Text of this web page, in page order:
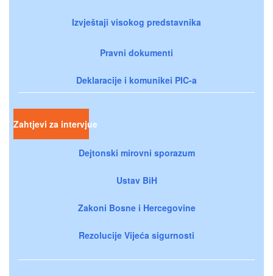
Izvještaji visokog predstavnika
Pravni dokumenti
Deklaracije i komunikei PIC-a
Zahtjevi za intervjue
Dejtonski mirovni sporazum
Ustav BiH
Zakoni Bosne i Hercegovine
Rezolucije Vijeća sigurnosti